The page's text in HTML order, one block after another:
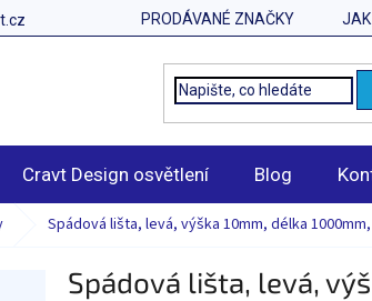
PRODÁVANÉ ZNAČKY
Cravt Design osvětlení Blog
Spádová lišta, levá, výška 10mm, délka
Spádová lišta, levá,